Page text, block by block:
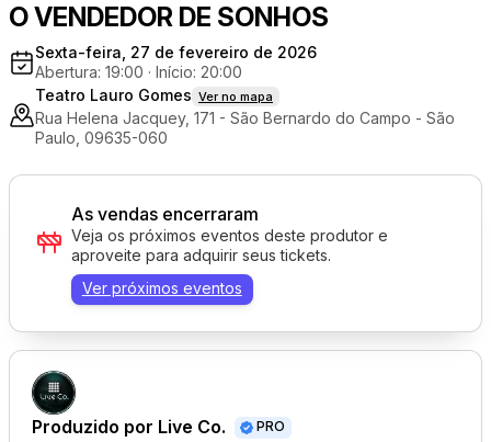
O VENDEDOR DE SONHOS
Sexta-feira, 27 de fevereiro de 2026
Abertura: 19:00 · Início: 20:00
Teatro Lauro Gomes Ver no mapa
Rua Helena Jacquey, 171 - São Bernardo do Campo - São
Paulo, 09635-060
Produzido por Live Co. PRO
As vendas encerraram
Veja os próximos eventos deste produtor e
aproveite para adquirir seus tickets.
Ver próximos eventos